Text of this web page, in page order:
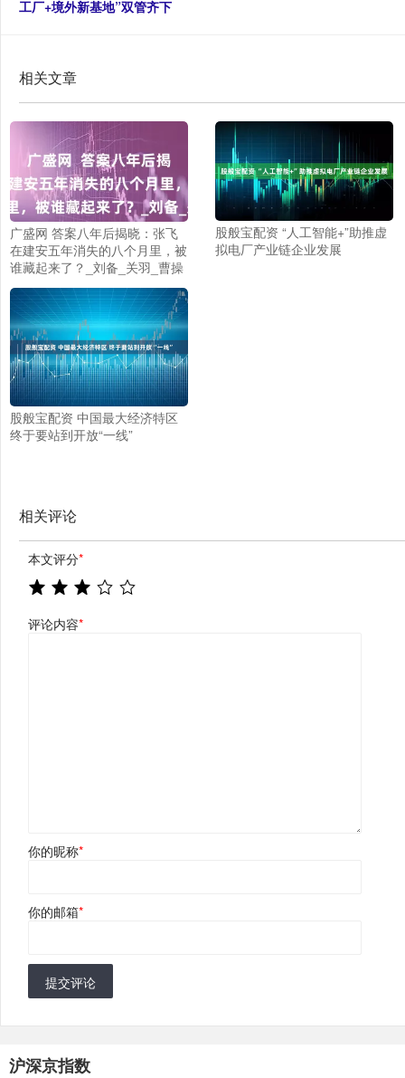
工厂+境外新基地”双管齐下
相关文章
广盛网 答案八年后揭晓：张飞
在建安五年消失的八个月里，被
谁藏起来了？_刘备_关羽_曹操
股般宝配资 “人工智能+”助推虚
拟电厂产业链企业发展
股般宝配资 中国最大经济特区
终于要站到开放“一线”
相关评论
本文评分*
评论内容*
你的昵称*
你的邮箱*
提交评论
沪深京指数